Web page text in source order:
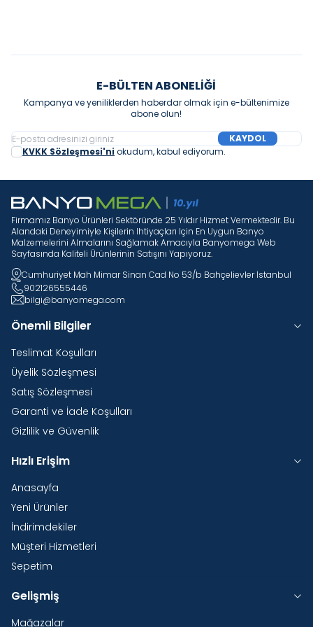
E-BÜLTEN ABONELIĞI
Kampanya ve yeniliklerden haberdar olmak için e-bültenimize
abone olun!
KAYDOL
KVKK Sözleşmesi'ni okudum, kabul ediyorum.
Firmamız Banyo Ürünleri Sektöründe 25 Yıldır Hizmet Vermektedir. Bu
Alandaki Deneyimiyle Kişilerin Ihtiyaçları Için En Uygun Banyo
Malzemelerini Almalarını Sağlamak Amacıyla Banyomega Web
Sayfasında Kaliteli Ürünlerinin Satışını Yapıyoruz.
Cumhuriyet Mah Mimar Sinan Cad No 53/b Bahçelievler İstanbul
902126555446
bilgi@banyomega.com
Önemli Bilgiler
Teslimat Koşulları
Üyelik Sözleşmesi
Satış Sözleşmesi
Garanti ve İade Koşulları
Gizlilik ve Güvenlik
Hızlı Erişim
Anasayfa
Yeni Ürünler
İndirimdekiler
Müşteri Hizmetleri
Sepetim
Gelişmiş
Mağazalar